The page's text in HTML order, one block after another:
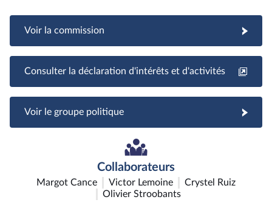
Voir la commission
Consulter la déclaration d'intérêts et d'activités
Voir le groupe politique
Collaborateurs
Margot Cance Victor Lemoine
Crystel Ruiz
Olivier Stroobants